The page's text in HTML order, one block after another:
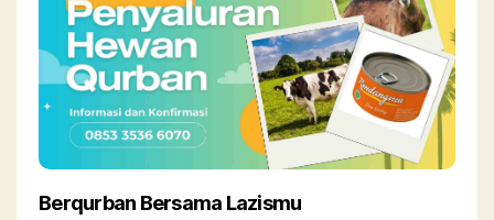
Berqurban Bersama Lazismu